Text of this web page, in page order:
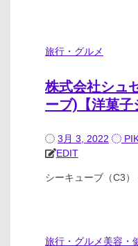
旅行・グルメ
株式会社シュ
ーブ)【洋菓子
3月 3, 2022
EDIT
シーキューブ（C3
旅行・グルメ美容・